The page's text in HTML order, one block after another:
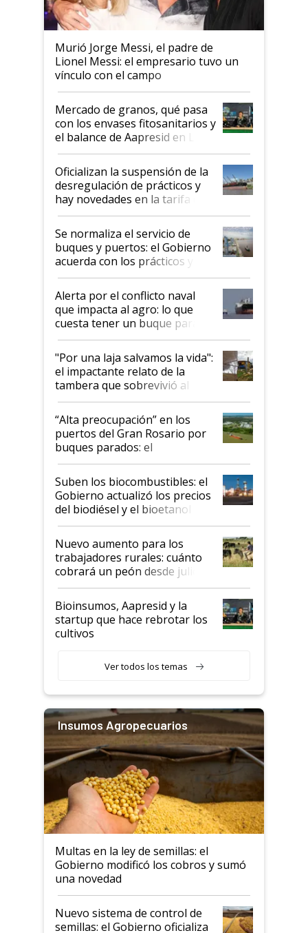
Murió Jorge Messi, el padre de
Lionel Messi: el empresario tuvo un
vínculo con el campo
Mercado de granos, qué pasa
con los envases fitosanitarios y
el balance de Aapresid en La
Posta
Oficializan la suspensión de la
desregulación de prácticos y
hay novedades en la tarifa de
la hidrovía
Se normaliza el servicio de
buques y puertos: el Gobierno
acuerda con los prácticos y
suspende el decreto de
desregulación
Alerta por el conflicto naval
que impacta al agro: lo que
cuesta tener un buque parado
y el peligro de que Argentina
pase a ser "país sucio"
"Por una laja salvamos la vida":
el impactante relato de la
tambera que sobrevivió al
tornado
“Alta preocupación” en los
puertos del Gran Rosario por
buques parados: el
funcionamiento de las
exportadoras en tensión tras
la medida de fuerza de los
prácticos
Suben los biocombustibles: el
Gobierno actualizó los precios
del biodiésel y el bioetanol
Nuevo aumento para los
trabajadores rurales: cuánto
cobrará un peón desde julio
Bioinsumos, Aapresid y la
startup que hace rebrotar los
cultivos
Ver todos los temas
Insumos Agropecuarios
Multas en la ley de semillas: el
Gobierno modificó los cobros y sumó
una novedad
Nuevo sistema de control de
semillas: el Gobierno oficializa